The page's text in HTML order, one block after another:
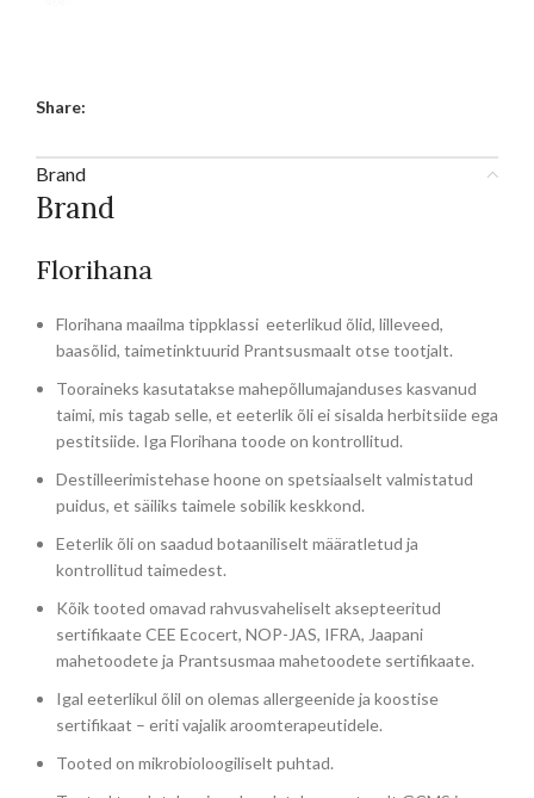
Share:
Brand
Brand
Florihana
Florihana maailma tippklassi eeterlikud õlid, lilleveed,
baasõlid, taimetinktuurid Prantsusmaalt otse tootjalt.
Tooraineks kasutatakse mahepõllumajanduses kasvanud
taimi, mis tagab selle, et eeterlik õli ei sisalda herbitsiide ega
pestitsiide. Iga Florihana toode on kontrollitud.
Destilleerimistehase hoone on spetsiaalselt valmistatud
puidus, et säiliks taimele sobilik keskkond.
Eeterlik õli on saadud botaaniliselt määratletud ja
kontrollitud taimedest.
Kõik tooted omavad rahvusvaheliselt aksepteeritud
sertifikaate CEE Ecocert, NOP-JAS, IFRA, Jaapani
mahetoodete ja Prantsusmaa mahetoodete sertifikaate.
Igal eeterlikul õlil on olemas allergeenide ja koostise
sertifikaat – eriti vajalik aroomterapeutidele.
Tooted on mikrobioloogiliselt puhtad.